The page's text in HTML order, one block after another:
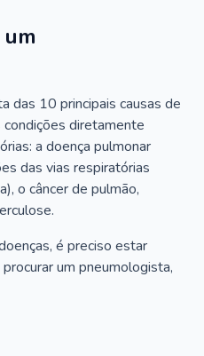
das 10 principais causas de
diretamente
a doença pulmonar
das vias respiratórias
o câncer de pulmão,
é preciso estar
um pneumologista,